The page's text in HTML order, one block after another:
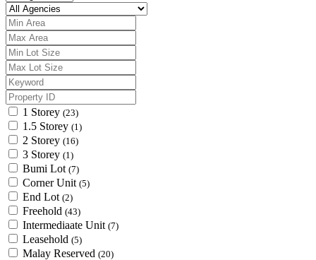
1 Storey (23)
1.5 Storey (1)
2 Storey (16)
3 Storey (1)
Bumi Lot (7)
Corner Unit (5)
End Lot (2)
Freehold (43)
Intermediaate Unit (7)
Leasehold (5)
Malay Reserved (20)